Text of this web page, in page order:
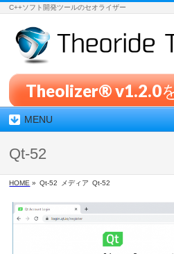
C++ソフト開発ツールのセオライザー
Theolizer® v1.2.0
MENU
Qt-52
HOME » Qt-52 メディア Qt-52